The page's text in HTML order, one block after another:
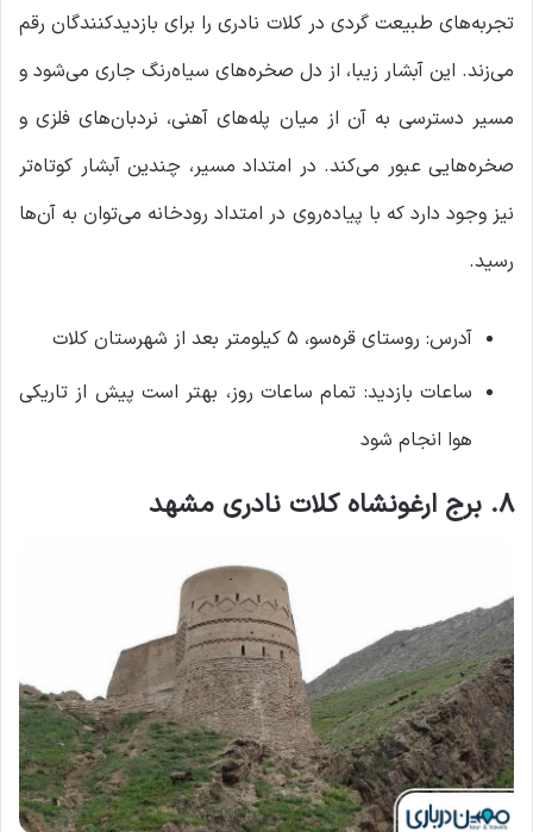
تجربه‌های طبیعت گردی در کلات نادری را برای بازدیدکنندگان رقم
می‌زند. این آبشار زیبا، از دل صخره‌های سیاه‌رنگ جاری می‌شود و
مسیر دسترسی به آن از میان پله‌های آهنی، نردبان‌های فلزی و
صخره‌هایی عبور می‌کند. در امتداد مسیر، چندین آبشار کوتاه‌تر
نیز وجود دارد که با پیاده‌روی در امتداد رودخانه می‌توان به آن‌ها
رسید.
آدرس: روستای قره‌سو، ۵ کیلومتر بعد از شهرستان کلات
ساعات بازدید: تمام ساعات روز، بهتر است پیش از تاریکی
هوا انجام شود
۸. برج ارغونشاه کلات نادری مشهد